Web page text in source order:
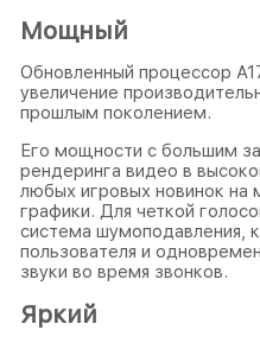
Мощный
Обновленный процессор
увеличение
прошлым поколением.
Его мощности с большим
рендеринга видео в
любых игровых новинок на
графики. Для четкой
система шумоподавления,
пользователя и
звуки во время звонков.
Яркий